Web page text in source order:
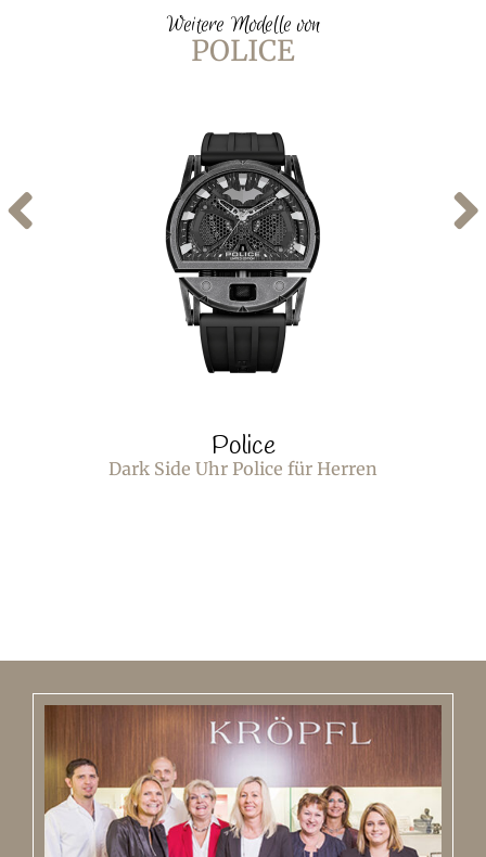
Weitere Modelle von
POLICE
Police
Dark Side Uhr Police für Herren